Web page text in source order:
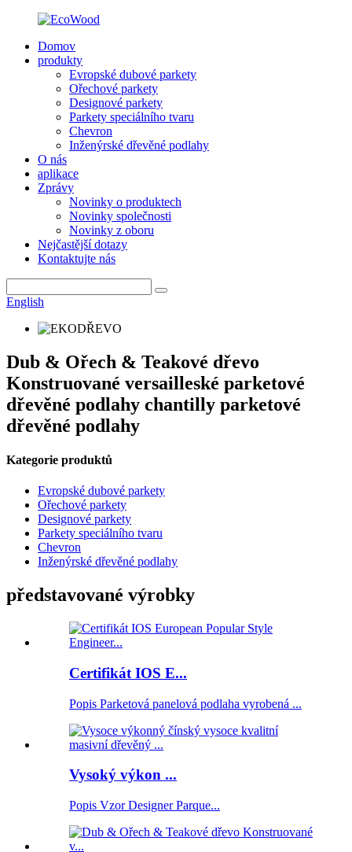
Domov
produkty
Evropské dubové parkety
Ořechové parkety
Designové parkety
Parkety speciálního tvaru
Chevron
Inženýrské dřevěné podlahy
O nás
aplikace
Zprávy
Novinky o produktech
Novinky společnosti
Novinky z oboru
Nejčastější dotazy
Kontaktujte nás
English
Dub & Ořech & Teakové dřevo
Konstruované versailleské parketové
dřevěné podlahy chantilly parketové
dřevěné podlahy
Kategorie produktů
Evropské dubové parkety
Ořechové parkety
Designové parkety
Parkety speciálního tvaru
Chevron
Inženýrské dřevěné podlahy
představované výrobky
Certifikát IOS E...
Popis Parketová panelová podlaha vyrobená ...
Vysoký výkon ...
Popis Vzor Designer Parque...